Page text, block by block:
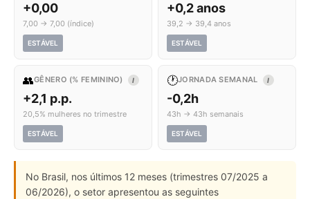
+0,00
7,00 → 7,00 (índice)
ESTÁVEL
+0,2 anos
39,2 → 39,4 anos
ESTÁVEL
👥GÊNERO (% FEMININO) I
+2,1 p.p.
20,5% mulheres no trimestre
ESTÁVEL
🕐JORNADA SEMANAL I
-0,2h
43h → 43h semanais
ESTÁVEL
No Brasil, nos últimos 12 meses (trimestres 07/2025 a
06/2026), o setor apresentou as seguintes